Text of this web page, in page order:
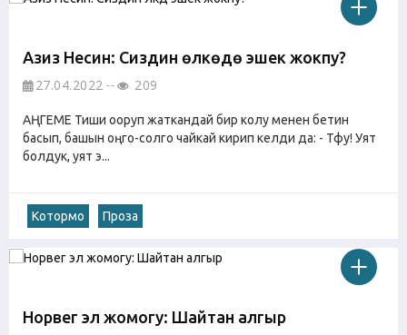
Азиз Несин: Сиздин өлкөдө эшек жокпу?
27.04.2022 209
АҢГЕМЕ Тиши ооруп жаткандай бир колу менен бетин
басып, башын оңго-солго чайкай кирип келди да: - Тфу! Уят
болдук, уят э...
Котормо Проза
Норвег эл жомогу: Шайтан алгыр